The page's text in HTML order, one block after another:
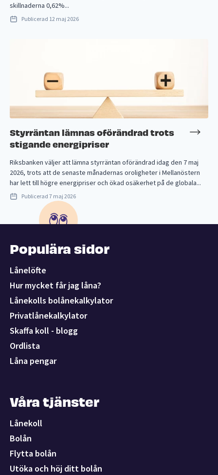
skillnaderna 0,62%...
Publicerad 12 maj 2026
Styrräntan lämnas oförändrad trots
stigande energipriser
Riksbanken väljer att lämna styrräntan oförändrad idag den 7 maj
2026, trots att de senaste månadernas oroligheter i Mellanöstern
har lett till högre energipriser och ökad osäkerhet på de globala...
Publicerad 7 maj 2026
Populära sidor
Lånelöfte
Hur mycket får jag låna?
Lånekolls bolånekalkylator
Privatlånekalkylator
Skaffa koll - blogg
Ordlista
Låna pengar
Våra tjänster
Lånekoll
Bolån
Flytta bolån
Utöka och höj ditt bolån